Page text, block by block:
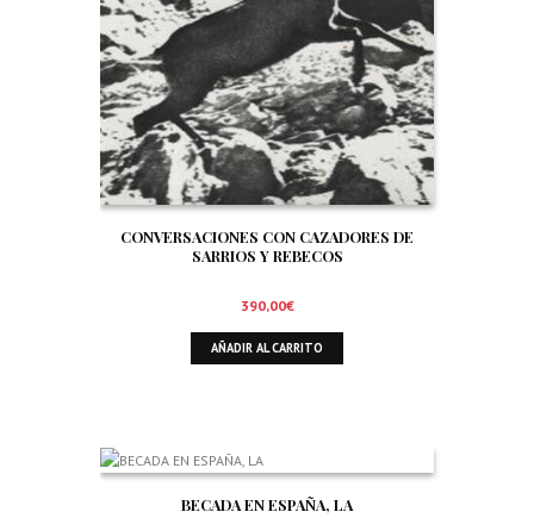
CONVERSACIONES CON CAZADORES DE
SARRIOS Y REBECOS
390,00€
AÑADIR AL CARRITO
BECADA EN ESPAÑA, LA